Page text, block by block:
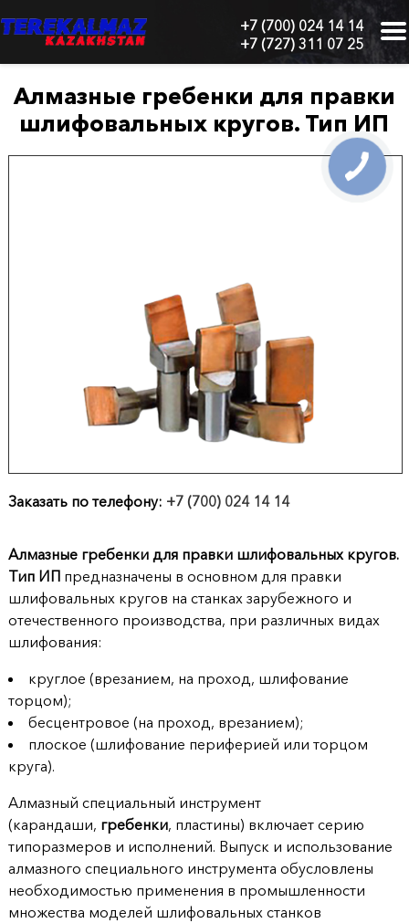
+7 (700) 024 14 14
+7 (727) 311 07 25
Алматы,
БЦ
"Нурлы-
Тау",
1
продукции
Акции
Контакты
Алмазные гребенки для правки
шлифовальных кругов. Тип ИП
Заказать по телефону: +7 (700) 024 14 14
Алмазные гребенки для правки шлифовальных кругов.
Тип ИПпредназначены в основном для правки
шлифовальных кругов на станках зарубежного и
отечественного производства, при различных видах
шлифования:
круглое (врезанием, на проход, шлифование
торцом);
бесцентровое (на проход, врезанием);
плоское (шлифование периферией или торцом
круга).
Алмазный специальный инструмент
(карандаши, гребенки, пластины) включает серию
типоразмеров и исполнений. Выпуск и использование
алмазного специального инструмента обусловлены
необходимостью применения в промышленности
множества моделей шлифовальных станков